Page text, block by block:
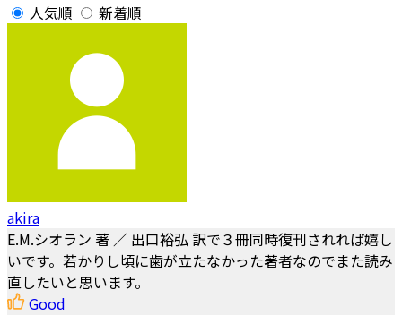
人気順 新着順
akira
E.M.シオラン 著 ／ 出口裕弘 訳で３冊同時復刊されれば嬉し
いです。若かりし頃に歯が立たなかった著者なのでまた読み
直したいと思います。
Good